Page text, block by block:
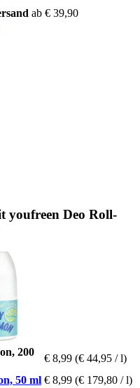
ab € 39,90
youfreen Deo Roll-
200
€ 8,99 (€ 44,95 / l)
50 ml € 8,99 (€ 179,80 / l)